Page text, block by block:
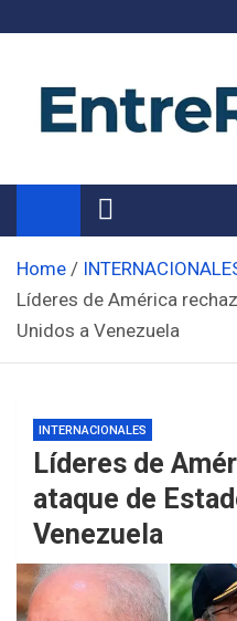
Noticias de
Información de toda la
Home
Líderes de América
Unidos a Venezuela
INTERNACIONALES
Líderes de
ataque de
Venezuela